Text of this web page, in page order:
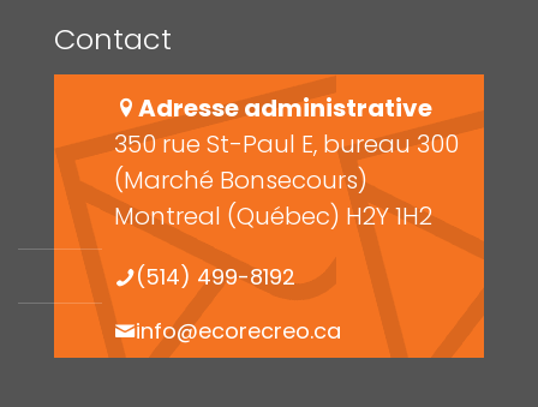
Contact
Adresse administrative
350 rue St-Paul E, bureau 300
(Marché Bonsecours)
Montreal (Québec) H2Y 1H2
(514) 499-8192
info@ecorecreo.ca